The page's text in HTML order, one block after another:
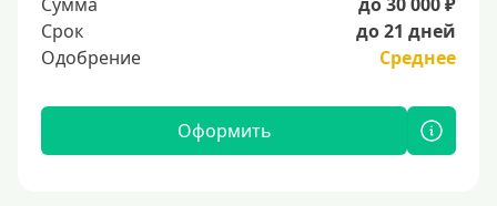
Срок
до 21 дней
Одобрение
Среднее
Оформить